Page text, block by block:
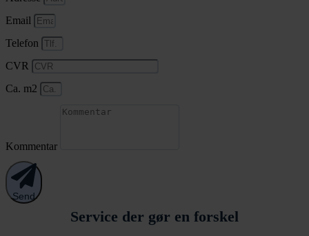
Email
Telefon
CVR
Ca. m2
Kommentar
Send
Service der gør en forskel